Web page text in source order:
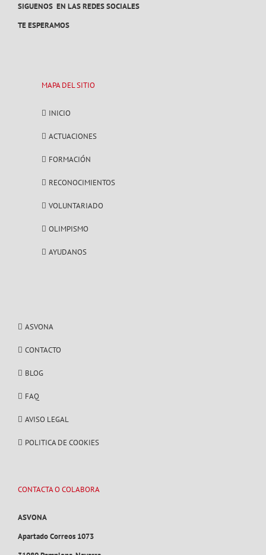
SIGUENOS EN LAS REDES SOCIALES
TE ESPERAMOS
MAPA DEL SITIO
INICIO
ACTUACIONES
FORMACIÓN
RECONOCIMIENTOS
VOLUNTARIADO
OLIMPISMO
AYUDANOS
ASVONA
CONTACTO
BLOG
FAQ
AVISO LEGAL
POLITICA DE COOKIES
CONTACTA O COLABORA
ASVONA
Apartado Correos 1073